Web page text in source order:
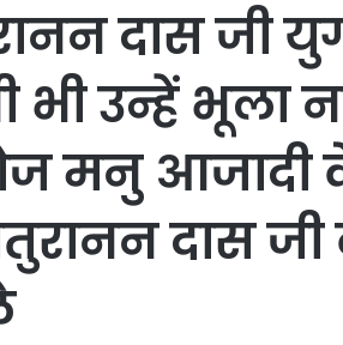
दास जी
भी उन्हें भूला
मनु
दास जी